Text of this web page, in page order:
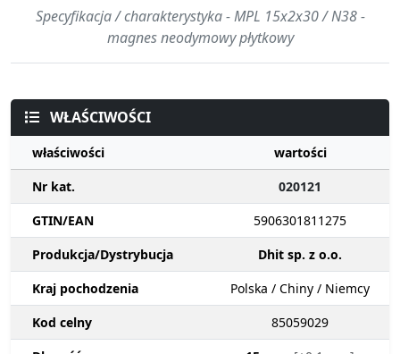
Specyfikacja / charakterystyka - MPL 15x2x30 / N38 -
magnes neodymowy płytkowy
WŁAŚCIWOŚCI
właściwości
wartości
Nr kat.
020121
GTIN/EAN
5906301811275
Produkcja/Dystrybucja
Dhit sp. z o.o.
Kraj pochodzenia
Polska / Chiny / Niemcy
Kod celny
85059029